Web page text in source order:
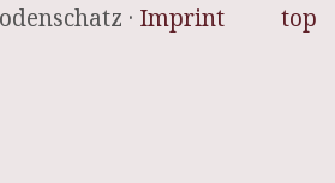
top
· Imprint